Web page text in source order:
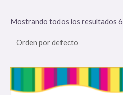
Mostrando todos los resultados 6